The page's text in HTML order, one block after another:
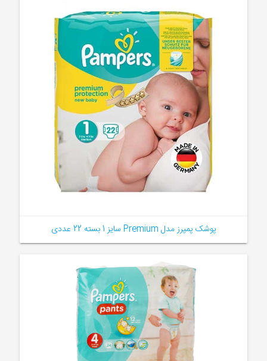
پوشک پمپرز مدل Premium سايز 1 بسته 22 عددی